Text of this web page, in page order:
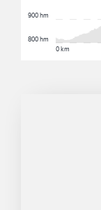
0 km
800 hm
900 hm